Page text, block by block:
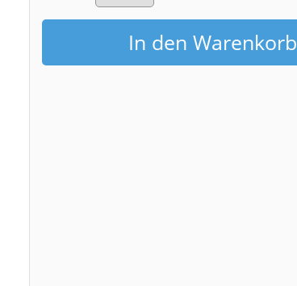
Skyline
im
Winter
MengeIn den Warenkorb